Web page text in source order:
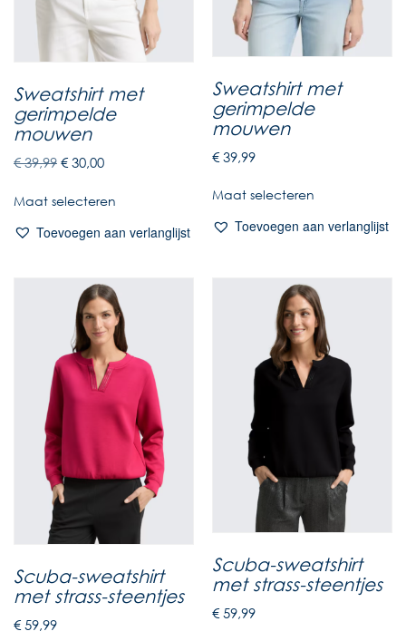
Sweatshirt met
gerimpelde
mouwen
€39,99 €30,00
Maat selecteren
Toevoegen aan verlanglijst
Sweatshirt met
gerimpelde
mouwen
€ 39,99
Maat selecteren
Toevoegen aan verlanglijst
Scuba-sweatshirt
met strass-steentjes
€ 59,99
Scuba-sweatshirt
met strass-steentjes
€59,99